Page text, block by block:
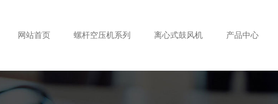
网站首页 螺杆空压机系列 离心式鼓风机 产品中心